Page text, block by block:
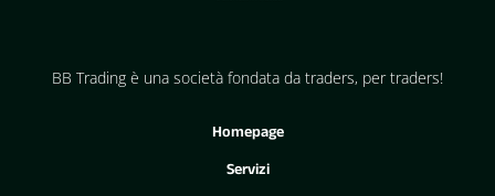
BB Trading è una società fondata da traders, per traders!
Homepage
Servizi